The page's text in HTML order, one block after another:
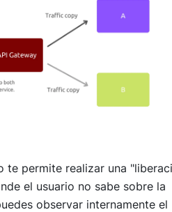
te permite realizar una "
el usuario no sabe sobre la
observar internamente el